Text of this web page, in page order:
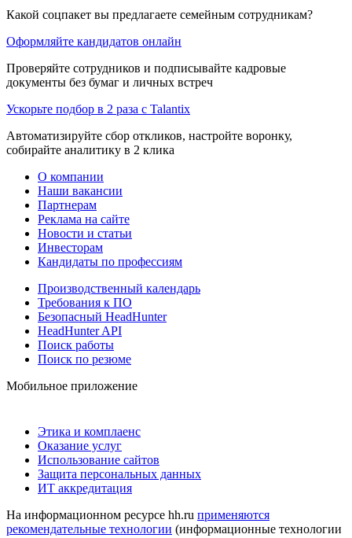
Какой соцпакет вы предлагаете семейным сотрудникам?
Оформляйте кандидатов онлайн
Проверяйте сотрудников и подписывайте кадровые
документы без бумаг и личных встреч
Ускорьте подбор в 2 раза с Talantix
Автоматизируйте сбор откликов, настройте воронку,
собирайте аналитику в 2 клика
О компании
Наши вакансии
Партнерам
Реклама на сайте
Новости и статьи
Инвесторам
Кандидаты по профессиям
Производственный календарь
Требования к ПО
Безопасный HeadHunter
HeadHunter API
Поиск работы
Поиск по резюме
Мобильное приложение
Этика и комплаенс
Оказание услуг
Использование сайтов
Защита персональных данных
ИТ аккредитация
На информационном ресурсе hh.ru применяются
рекомендательные технологии (информационные технологии